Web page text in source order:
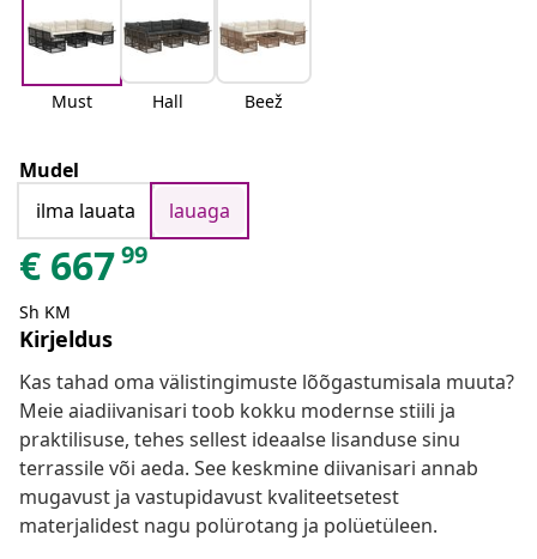
Must Hall Beež
Mudel
ilma lauata
lauaga
€ 66799
Sh KM
Kirjeldus
Kas tahad oma välistingimuste lõõgastumisala muuta?
Meie aiadiivanisari toob kokku modernse stiili ja
praktilisuse, tehes sellest ideaalse lisanduse sinu
terrassile või aeda. See keskmine diivanisari annab
mugavust ja vastupidavust kvaliteetsetest
materjalidest nagu polürotang ja polüetüleen.